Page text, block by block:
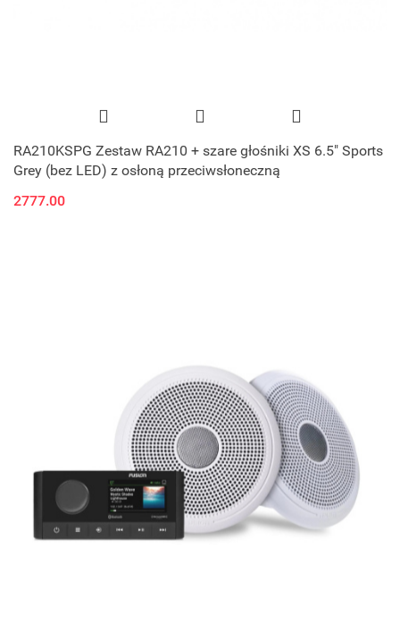
RA210KSPG Zestaw RA210 + szare głośniki XS 6.5" Sports
Grey (bez LED) z osłoną przeciwsłoneczną
2777.00